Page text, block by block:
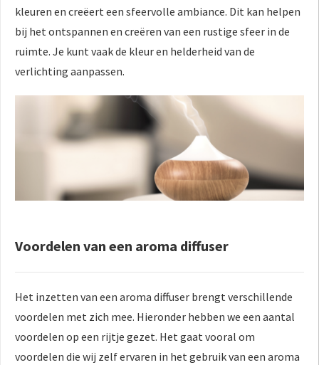
kleuren en creëert een sfeervolle ambiance. Dit kan helpen
bij het ontspannen en creëren van een rustige sfeer in de
ruimte. Je kunt vaak de kleur en helderheid van de
verlichting aanpassen.
Voordelen van een aroma diffuser
Het inzetten van een aroma diffuser brengt verschillende
voordelen met zich mee. Hieronder hebben we een aantal
voordelen op een rijtje gezet. Het gaat vooral om
voordelen die wij zelf ervaren in het gebruik van een aroma